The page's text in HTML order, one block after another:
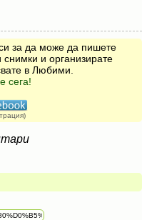
за да може да пишете
и организирате
в Любими.
сега!